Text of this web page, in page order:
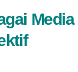
Media